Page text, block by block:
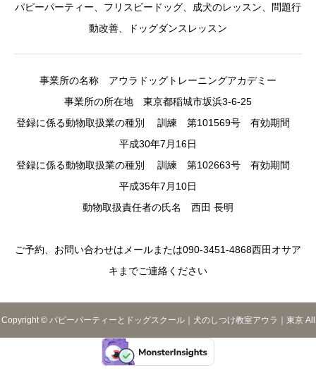
パピーパーティー、フリスビードッグ、成犬のレッスン、問題行
動改善、ドッグダンスレッスン
事業所の名称 アウラドッグトレーニングアカデミー
事業所の所在地 東京都稲城市坂浜3-6-25
登録に係る動物取扱業の種別 訓練 第101569号 有効期間
平成30年7月16日
登録に係る動物取扱業の種別 訓練 第102663号 有効期間
平成35年7月10日
動物取扱責任者の氏名 西田 長明
ご予約、お問い合わせはメールまたは090-3451-4868西田オサア
キまでご連絡ください
Copyright © パピーパーティーとドッグスクール｜犬のしつけ教室アウラ｜東京 All
Rights Reserved.